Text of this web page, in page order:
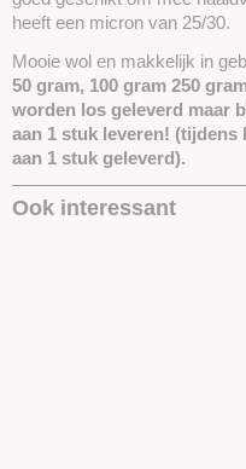
heeft een micron van 25/30.
Mooie wol en makkelijk in
50 gram, 100 gram 250
worden los geleverd maar
aan 1 stuk leveren! (tijdens
aan 1 stuk geleverd).
Ook interessant